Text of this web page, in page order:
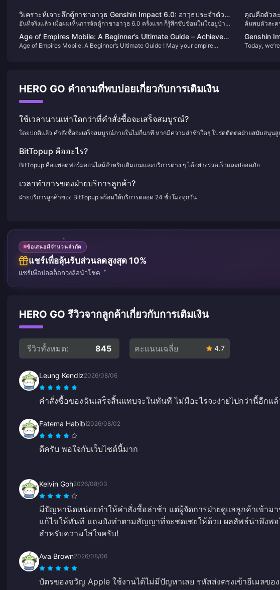
วิเคราะห์เจาะลึกตู้กาชาอาวุธ Genshin Impact 6.0: อาวุธประจำตัว
ของฟิลลินส์กับลาอูม่า ใครน่าสุ่มกว่ากัน?
อันที่จริงแล้ว เมื่อผมเห็นการจัดตู้กาชาอาวุธ 6.0 ครั้งแรก ก็รู้สึกซับซ้อนในใจอยู่บ้าง
ปี การออกแบบตู้กาชาอาวุธในครั้งนี้ทำให้ผมเห็นแนวคิดใหม่ของ HoYoverse ใน
การสร้างความแตกต่างของอาวุธ แต่ในขณะเดียวกันก็ทำให้เกิดความยากลำบากใน
คุณคือตัวล
2025
ค้นพบตัวละค
ผลอย่างละเ
ที่สะท้อนควา
Age of Empires Mobile: A Beginner’s Ultimate Guide – Achieve
Achievements Fast!
Age of Empires Mobile: A Beginner’s Ultimate Guide ! May your empire
Genshin
or the
Today,
HERO GO คำถามที่พบบ่อยเกี่ยวกับการเติมเงิน
ใช้เวลานานเท่าใดกว่าที่คำสั่งซื้อจะเสร็จสมบูรณ์?
โดยปกติแล้ว คำสั่งซื้อจะเสร็จสมบูรณ์ภายในไม่กี่นาที หากมีความล่าช้าใดๆ โปรดติดต่อฝ่ายสนับสนุนลู
BitTopup คืออะไร?
BitTopup คือแพลตฟอร์มออนไลน์สำหรับเติมเกมและบริการต่าง ๆ ได้อย่างรวดเร็วและปลอดภัย
เวลาทำการของฝ่ายบริการลูกค้า?
ฝ่ายบริการลูกค้าของ BitTopup พร้อมให้บริการตลอด 24 ชั่วโมงทุกวัน
ข้อเสนอมีจำนวนจำกัด
แชร์เพื่อลุ้นรับส่วนลดสูงสุด 10%
แชร์เพื่อปลดล็อกวงล้อนำโชค
HERO GO รีวิวจากลูกค้าเกี่ยวกับการเติมเงิน
รีวิวทั้งหมด: 845 คะแนนเฉลี่ย 4.7
Leung Kendlz2026/08/06
คำสั่งซื้อของฉันเสร็จสิ้นแทบจะในทันที ไม่มีอะไรจะง่ายไปกว่านี้อีกแล้
Fatema Habibi2026/08/02
ดีครับ พอใจกับเว็บไซต์นี้มาก
Kelvin Goh2026/08/03
มีปัญหานิดหน่อยทำให้คำสั่งซื้อล่าช้า แต่ผู้จัดการฝ่ายดูแลลูกค้าเข้ามา
แก้ไขให้ทันที แถมยังทำตามสัญญาที่จะชดเชยให้ด้วย ผลลัพธ์น่าพึงพ
สำหรับความใส่ใจครับ!
Ava Brown2026/08/06
บัตรของขวัญ Apple ใช้งานได้ไม่มีปัญหาเลย รหัสส่งตรงเข้าอีเมลขอ